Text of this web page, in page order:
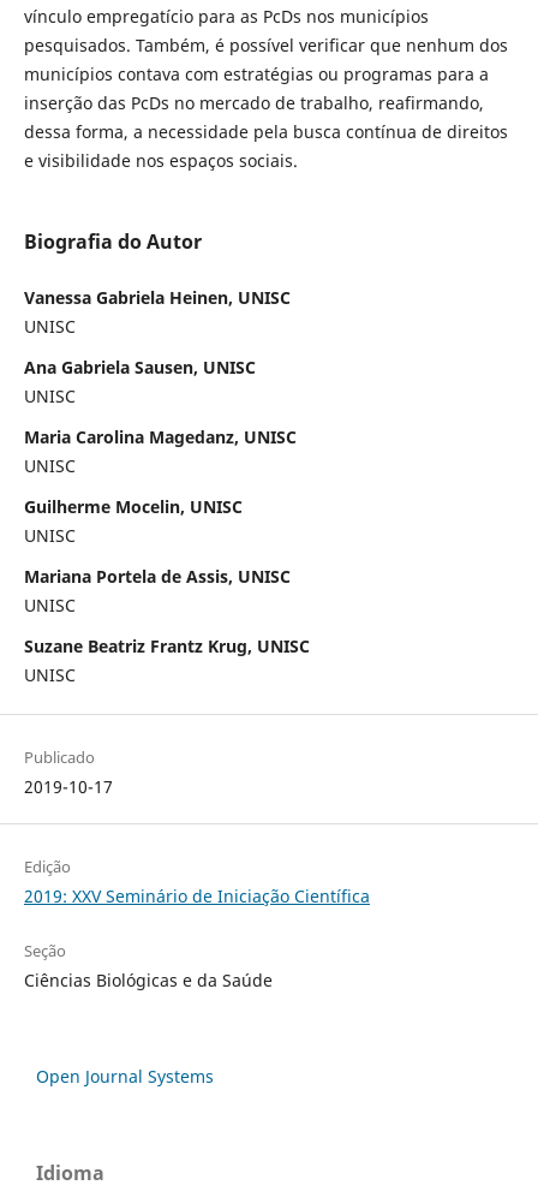
vínculo empregatício para as PcDs nos municípios
pesquisados. Também, é possível verificar que nenhum dos
municípios contava com estratégias ou programas para a
inserção das PcDs no mercado de trabalho, reafirmando,
dessa forma, a necessidade pela busca contínua de direitos
e visibilidade nos espaços sociais.
Biografia do Autor
Vanessa Gabriela Heinen, UNISC
UNISC
Ana Gabriela Sausen, UNISC
UNISC
Maria Carolina Magedanz, UNISC
UNISC
Guilherme Mocelin, UNISC
UNISC
Mariana Portela de Assis, UNISC
UNISC
Suzane Beatriz Frantz Krug, UNISC
UNISC
Publicado
2019-10-17
Edição
2019: XXV Seminário de Iniciação Científica
Seção
Ciências Biológicas e da Saúde
Open Journal Systems
Idioma